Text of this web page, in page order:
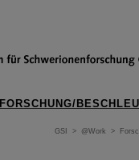
FORSCHUNG/
GSI > @Work >